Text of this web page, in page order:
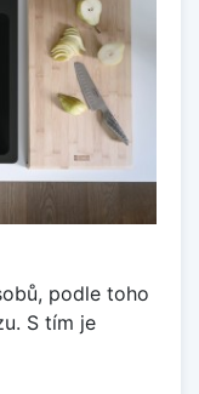
podle toho
S tím je